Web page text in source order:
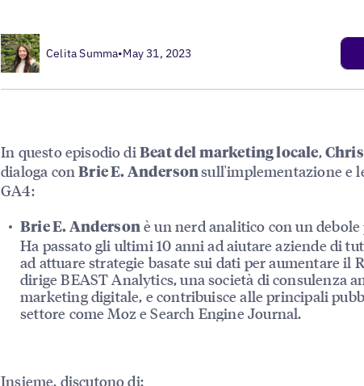
Celita Summa•May 31, 2023
In questo episodio diBeat del marketing locale,
dialoga conBrie E. Andersonsull'implementazione e
GA4:
Brie E. Anderson è un nerd analitico con un debole
Ha passato gli ultimi 10 anni ad aiutare aziende di
ad attuare strategie basate sui dati per aumentare il
dirige BEAST Analytics, una società di consulenza
marketing digitale, e contribuisce alle principali
settore come Moz e Search Engine Journal.
Insieme, discutono di: